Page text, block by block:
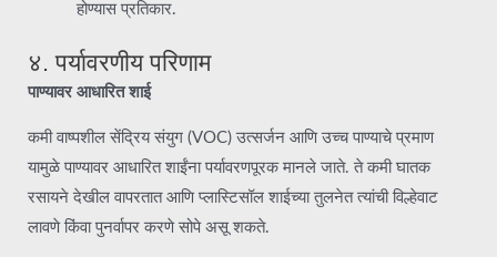
होण्यास प्रतिकार.
४. पर्यावरणीय परिणाम
पाण्यावर आधारित शाई
कमी वाष्पशील सेंद्रिय संयुग (VOC) उत्सर्जन आणि उच्च पाण्याचे प्रमाण
यामुळे पाण्यावर आधारित शाईंना पर्यावरणपूरक मानले जाते. ते कमी घातक
रसायने देखील वापरतात आणि प्लास्टिसॉल शाईच्या तुलनेत त्यांची विल्हेवाट
लावणे किंवा पुनर्वापर करणे सोपे असू शकते.